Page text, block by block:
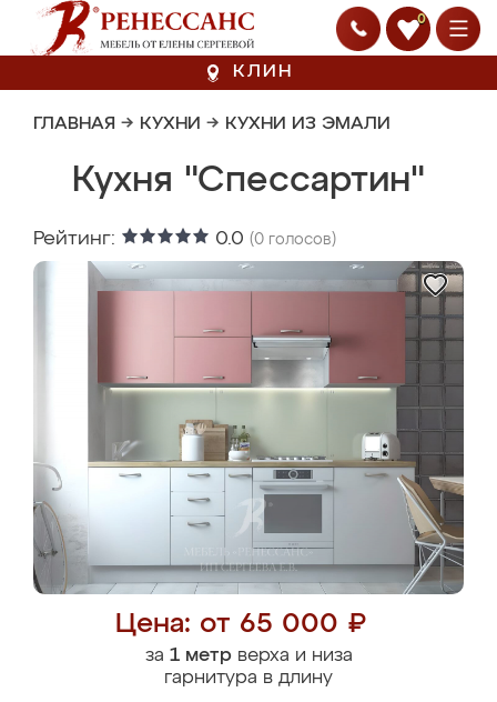
0
КЛИН
ГЛАВНАЯ → КУХНИ → КУХНИ ИЗ ЭМАЛИ
Кухня "Спессартин"
Рейтинг: 0.0 (0 голосов)
Цена: от 65 000 ₽
за 1 метрверха и низа
гарнитура в длину